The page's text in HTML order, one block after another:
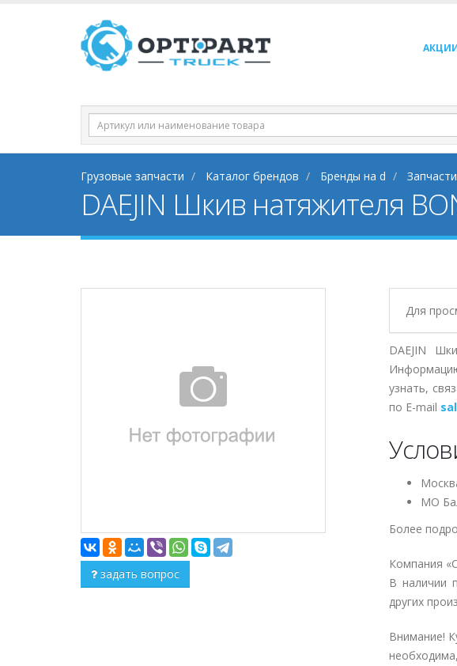
Грузовые запчасти Каталог брендов Бренды на d
DAEJIN Шкив натяжителя
задать вопрос
Для
DAEJIN
узнать,
по E-mail
МО
Более
Компания
В наличии
других
Внимание!